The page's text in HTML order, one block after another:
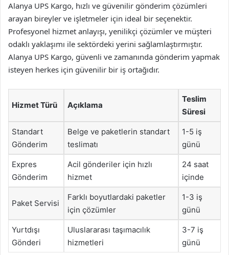
Alanya UPS Kargo, hızlı ve güvenilir gönderim çözümleri
arayan bireyler ve işletmeler için ideal bir seçenektir.
Profesyonel hizmet anlayışı, yenilikçi çözümler ve müşteri
odaklı yaklaşımı ile sektördeki yerini sağlamlaştırmıştır.
Alanya UPS Kargo, güvenli ve zamanında gönderim yapmak
isteyen herkes için güvenilir bir iş ortağıdır.
Hizmet Türü Açıklama
Teslim
Süresi
Standart
Gönderim
Belge ve paketlerin standart
teslimatı
1-5 iş
günü
Expres
Gönderim
Acil gönderiler için hızlı
hizmet
24 saat
içinde
Paket Servisi
Farklı boyutlardaki paketler
için çözümler
1-3 iş
günü
Yurtdışı
Gönderi
Uluslararası taşımacılık
hizmetleri
3-7 iş
günü